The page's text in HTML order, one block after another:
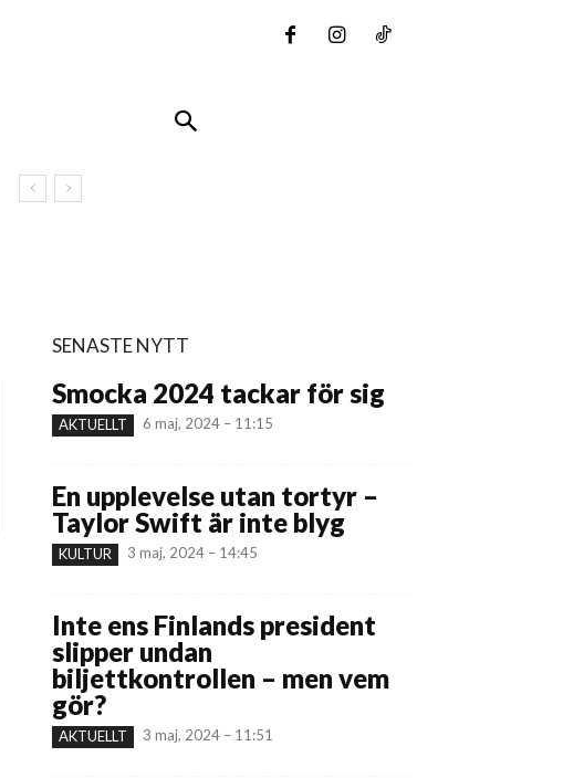
SENASTE NYTT
Smocka 2024 tackar för sig
AKTUELLT 6 maj, 2024 – 11:15
En upplevelse utan tortyr –
Taylor Swift är inte blyg
KULTUR 3 maj, 2024 – 14:45
Inte ens Finlands president
slipper undan
biljettkontrollen – men vem
gör?
AKTUELLT 3 maj, 2024 – 11:51